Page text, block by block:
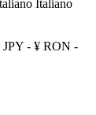
Italiano
JPY - ¥ RON -